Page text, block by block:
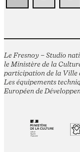
Le Fresnoy – Studio
le Ministère de la
participation de la Ville
Les équipements
Européen de